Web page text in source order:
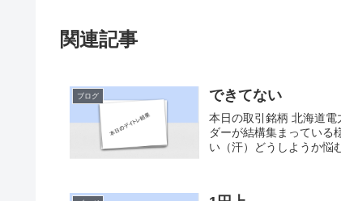
関連記事
ブログ できてない
本日の取引銘柄 北海道
ダーが結構集まっている
い（汗）どうしようか悩